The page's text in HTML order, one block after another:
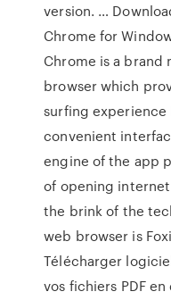
version. …
Chrome for
Chrome is a brand
browser which
surfing experience
convenient
engine of the app
of opening internet
the brink of the
web browser is
Télécharger
vos fichiers PDF